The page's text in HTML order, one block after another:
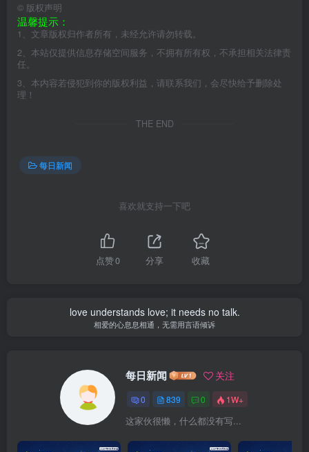
© 版权声明
温馨提示：
1、文章版权归作者所有，未经允许请勿转载。
2、本站仅提供信息存储空间服务，不拥有所有权，不承担相关法律责
任。
3、本内容若侵犯到你的版权利益，请联系我们，会尽快给予删除处
理！
THE END
每日新闻
喜欢就支持一下吧
点赞0 分享 收藏
love understands love; it needs no talk.
相爱的心息息相通，无需用言语倾诉
每日新闻 关注
0 839 0 1W+
这家伙很懒，什么都没有写...